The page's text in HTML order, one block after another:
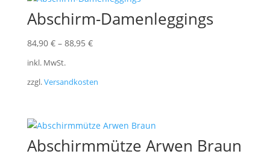
Abschirm-Damenleggings
84,90 €– 88,95 €
inkl. MwSt.
zzgl.Versandkosten
Abschirmmütze Arwen Braun